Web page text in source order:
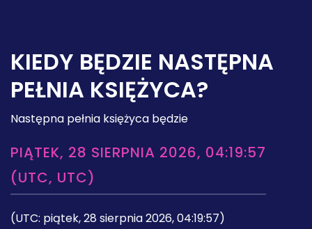
KIEDY BĘDZIE NASTĘPNA
PEŁNIA KSIĘŻYCA?
Następna pełnia księżyca będzie
PIĄTEK, 28 SIERPNIA 2026, 04:19:57
(UTC, UTC)
(UTC: piątek, 28 sierpnia 2026, 04:19:57)